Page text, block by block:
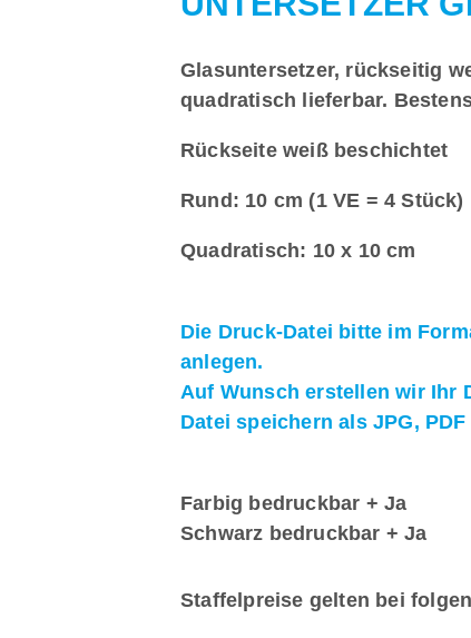
Glasuntersetzer, rückseitig
quadratisch lieferbar.
Rückseite weiß beschichtet
Rund: 10 cm (1 VE = 4 Stück)
Quadratisch: 10 x 10 cm
Die Druck-Datei bitte im
anlegen.
Auf Wunsch erstellen wir Ihr
Datei speichern als JPG, PDF
Farbig bedruckbar + Ja
Schwarz bedruckbar + Ja
Staffelpreise gelten bei